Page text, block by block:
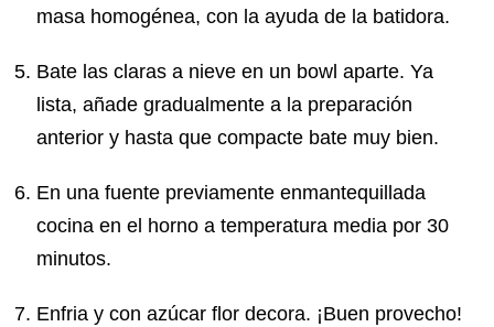
masa homogénea, con la ayuda de la batidora.
Bate las claras a nieve en un bowl aparte. Ya
lista, añade gradualmente a la preparación
anterior y hasta que compacte bate muy bien.
En una fuente previamente enmantequillada
cocina en el horno a temperatura media por 30
minutos.
Enfria y con azúcar flor decora. ¡Buen provecho!